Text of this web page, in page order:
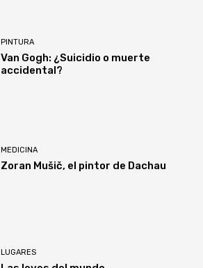
PINTURA
Van Gogh: ¿Suicidio o muerte
accidental?
MEDICINA
Zoran Mušič, el pintor de Dachau
LUGARES